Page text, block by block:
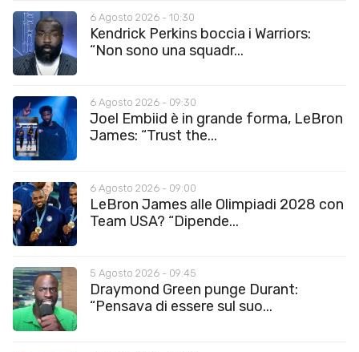
6 Agosto 2026 - 10:30
Kendrick Perkins boccia i Warriors:
“Non sono una squadr...
6 Agosto 2026 - 09:30
Joel Embiid è in grande forma, LeBron
James: “Trust the...
6 Agosto 2026 - 09:00
LeBron James alle Olimpiadi 2028 con
Team USA? “Dipende...
5 Agosto 2026 - 09:45
Draymond Green punge Durant:
“Pensava di essere sul suo...